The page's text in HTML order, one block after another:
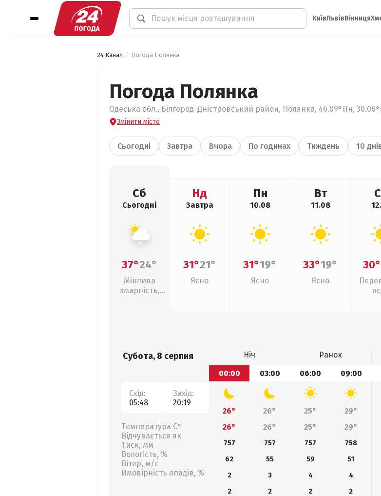
КиївЛьвівВінниця
24 Канал Погода Полянка
Погода Полянка
Одеська обл., Білгород-Дністровський район, Полянка, 46.09°Пн,
Змінити місто
Сьогодні Завтра Вчора По годинах Тиждень 10
Сб
Сьогодні
37°24°
Мінлива
хмарність,
Нд
Завтра
31°21°
Ясно
Пн
10.08
31°19°
Ясно
Вт
11.08
33°19°
Ясно
30°
Субота, 8 серпня
Схід:
05:48
Захід:
20:19
Температура С°
Відчувається як
Тиск, мм
Вологість, %
Вітер, м/с
Ймовірність опадів, %
Ніч Ранок
00:00
03:00 06:00 09:00
26° 26° 25° 29°
26°
26° 25° 29°
757 757 757 758
62
55 59 51
2
3 4 4
2
2 2 2